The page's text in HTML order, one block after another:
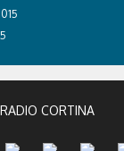
CORTINA